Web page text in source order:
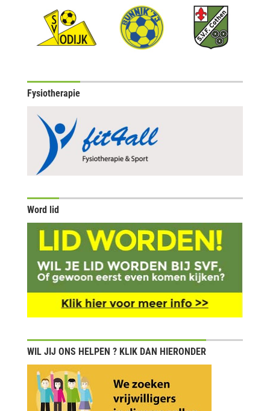
Fysiotherapie
Word lid
WIL JIJ ONS HELPEN ? KLIK DAN HIERONDER